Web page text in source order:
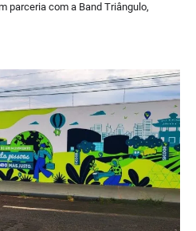
parceria com a Band Triângulo,